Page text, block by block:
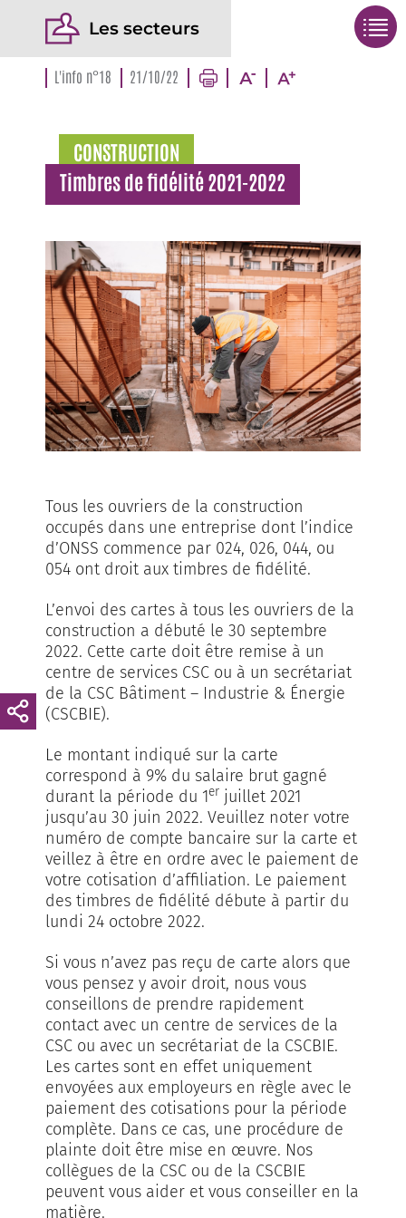
Les secteurs
L'info n°18 21/10/22
CONSTRUCTION
Timbres de fidélité 2021-2022
Tous les ouvriers de la construction
occupés dans une entreprise dont l’indice
d’ONSS commence par 024, 026, 044, ou
054 ont droit aux timbres de fidélité.
L’envoi des cartes à tous les ouvriers de la
construction a débuté le 30 septembre
2022. Cette carte doit être remise à un
centre de services CSC ou à un secrétariat
de la CSC Bâtiment – Industrie & Énergie
(CSCBIE).
Le montant indiqué sur la carte
correspond à 9% du salaire brut gagné
durant la période du 1er juillet 2021
jusqu’au 30 juin 2022. Veuillez noter votre
numéro de compte bancaire sur la carte et
veillez à être en ordre avec le paiement de
votre cotisation d’affiliation. Le paiement
des timbres de fidélité débute à partir du
lundi 24 octobre 2022.
Si vous n’avez pas reçu de carte alors que
vous pensez y avoir droit, nous vous
conseillons de prendre rapidement
contact avec un centre de services de la
CSC ou avec un secrétariat de la CSCBIE.
Les cartes sont en effet uniquement
envoyées aux employeurs en règle avec le
paiement des cotisations pour la période
complète. Dans ce cas, une procédure de
plainte doit être mise en œuvre. Nos
collègues de la CSC ou de la CSCBIE
peuvent vous aider et vous conseiller en la
matière.